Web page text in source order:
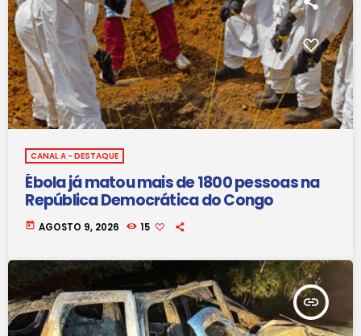
CANAL A - DESTAQUE
Ébola já matou mais de 1800 pessoas na
República Democrática do Congo
today AGOSTO 9, 2026 15
insert_link